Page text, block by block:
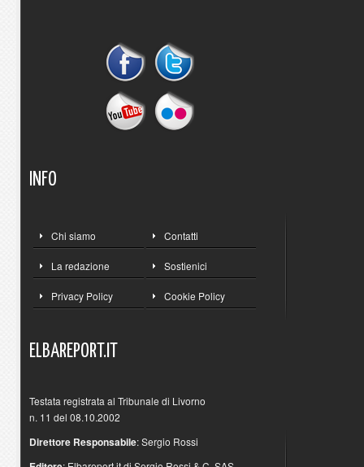
INFO
Chi siamo Contatti
La redazione Sostienici
Privacy Policy Cookie Policy
ELBAREPORT.IT
Testata registrata al Tribunale di Livorno
n. 11 del 08.10.2002
Direttore Responsabile: Sergio Rossi